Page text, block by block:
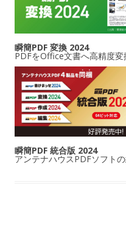
瞬簡PDF 変換 2024
PDFをOffice文書へ高精度変
瞬簡PDF 統合版 2024
アンテナハウスPDFソフトの